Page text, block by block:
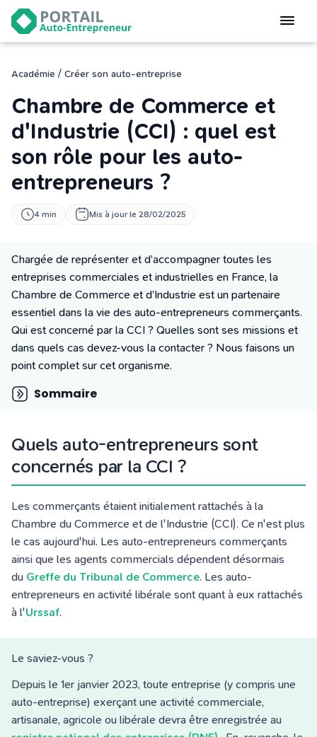
Devenir
auto-entrepreneur
logiciel de facturation
Modifier
mon auto-entreprise
Cesser
mon activité
CONNEXION
Statut auto-entrepreneur
Programmes de Formation
L’académie
Tarifs
Blog
Académie / Créer son auto-entreprise
Chambre de Commerce et
d'Industrie (CCI) : quel est
son rôle pour les auto-
entrepreneurs ?
4 min Mis à jour le 28/02/2025
Chargée de représenter et d’accompagner toutes les
entreprises commerciales et industrielles en France, la
Chambre de Commerce et d’Industrie est un partenaire
essentiel dans la vie des auto-entrepreneurs commerçants.
Qui est concerné par la CCI ? Quelles sont ses missions et
dans quels cas devez-vous la contacter ? Nous faisons un
point complet sur cet organisme.
Sommaire
Quels auto-entrepreneurs sont
concernés par la CCI ?
Les commerçants étaient initialement rattachés à la
Chambre du Commerce et de l'Industrie (CCI). Ce n'est plus
le cas aujourd'hui. Les auto-entrepreneurs commerçants
ainsi que les agents commercials dépendent désormais
du Greffe du Tribunal de Commerce. Les auto-
entrepreneurs en activité libérale sont quant à eux rattachés
à l'Urssaf.
Le saviez-vous ?
Depuis le 1er janvier 2023, toute entreprise (y compris une
auto-entreprise) exerçant une activité commerciale,
artisanale, agricole ou libérale devra être enregistrée au